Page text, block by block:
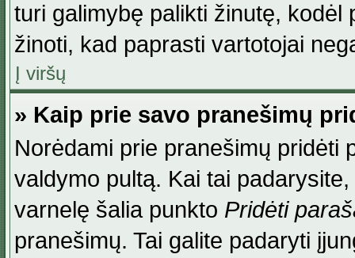
turi galimybę palikti žinutę, kodėl
žinoti, kad paprasti vartotojai
Į viršų
» Kaip prie savo pranešimų
Norėdami prie pranešimų pridėti
valdymo pultą. Kai tai
varnelę šalia punkto Pridėti
pranešimų. Tai galite padaryti